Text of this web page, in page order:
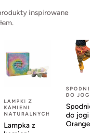
inspirowane
LAMPKI Z
KAMIENI
NATURALNYCH
Lampka z
DO
do
Orange